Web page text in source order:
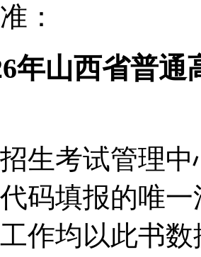
：
年山西省普
生考试管理
码填报的唯
作均以此书